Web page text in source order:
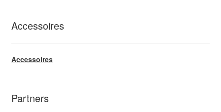
Accessoires
Accessoires
Partners